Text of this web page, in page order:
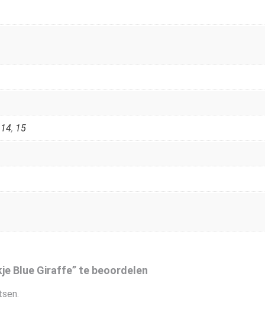
14, 15
Blue Giraffe” te beoordelen